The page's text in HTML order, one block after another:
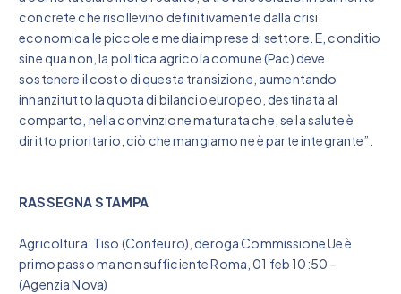
concrete che risollevino definitivamente dalla crisi
economica le piccole e media imprese di settore. E, conditio
sine qua non, la politica agricola comune (Pac) deve
sostenere il costo di questa transizione, aumentando
innanzitutto la quota di bilancio europeo, destinata al
comparto, nella convinzione maturata che, se la salute è
diritto prioritario, ciò che mangiamo ne è parte integrante”.
RASSEGNA STAMPA
Agricoltura: Tiso (Confeuro), deroga Commissione Ue è
primo passo ma non sufficiente Roma, 01 feb 10:50 –
(Agenzia Nova)